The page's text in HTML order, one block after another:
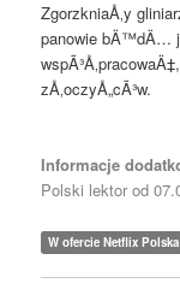
ZgorzkniaÅ‚y
panowie bÄ™dÄ…
zÅ‚oczyÅ„cÃ³w.
Informacje
Polski lektor od
W ofercie Netflix Polska